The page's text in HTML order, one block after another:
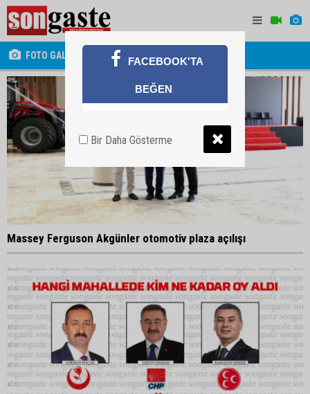
FOTO GALERİ
Massey Ferguson Akgünler otomotiv plaza açılışı
FACEBOOK'TA
BEĞEN
Bir Daha Gösterme